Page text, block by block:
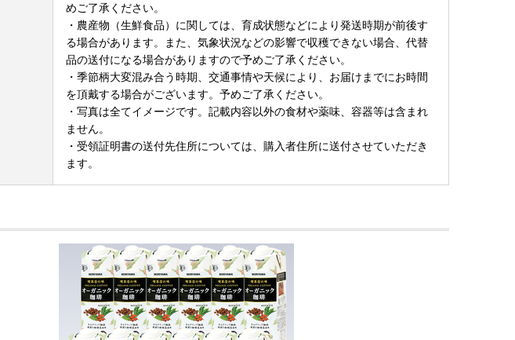
めご了承ください。
・農産物（生鮮食品）に関しては、育成状態などにより発送時期が前後す
る場合があります。また、気象状況などの影響で収穫できない場合、代替
品の送付になる場合がありますので予めご了承ください。
・季節柄大変混み合う時期、交通事情や天候により、お届けまでにお時間
を頂戴する場合がございます。予めご了承ください。
・写真は全てイメージです。記載内容以外の食材や薬味、容器等は含まれ
ません。
・受領証明書の送付先住所については、購入者住所に送付させていただき
ます。